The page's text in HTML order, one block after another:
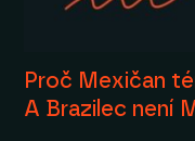
Proč Mexičan
A Brazilec není